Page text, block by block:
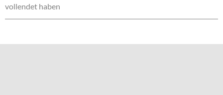
vollendet haben